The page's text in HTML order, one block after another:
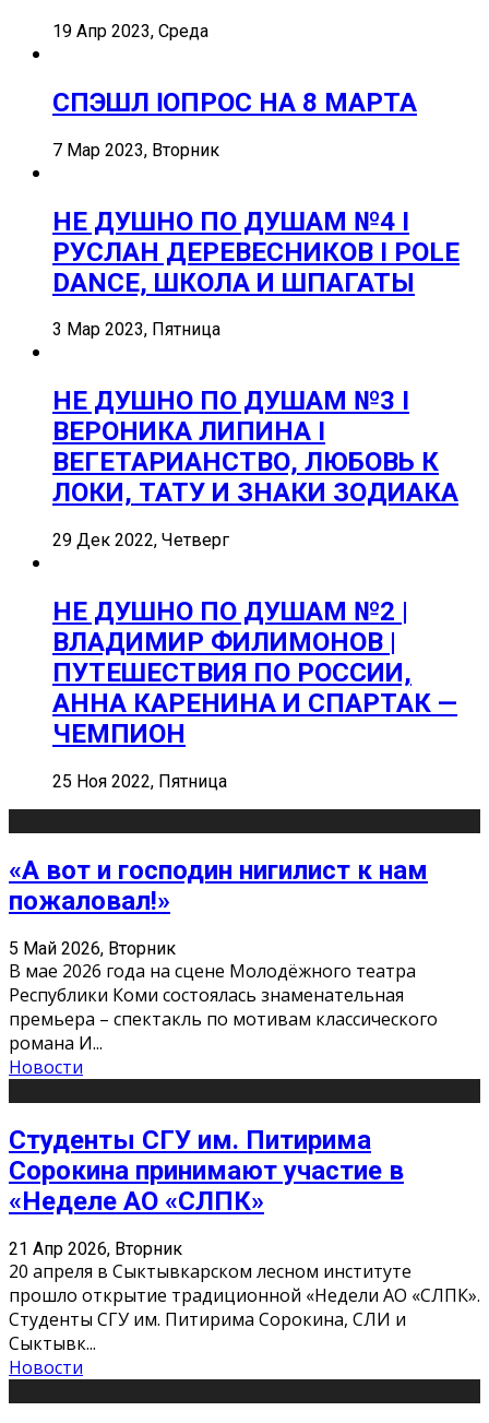
19 Апр 2023, Среда
СПЭШЛ ӏ ОПРОС НА 8 МАРТА
7 Мар 2023, Вторник
НЕ ДУШНО ПО ДУШАМ №4 I
РУСЛАН ДЕРЕВЕСНИКОВ I POLE
DANCE, ШКОЛА И ШПАГАТЫ
3 Мар 2023, Пятница
НЕ ДУШНО ПО ДУШАМ №3 I
ВЕРОНИКА ЛИПИНА I
ВЕГЕТАРИАНСТВО, ЛЮБОВЬ К
ЛОКИ, ТАТУ И ЗНАКИ ЗОДИАКА
29 Дек 2022, Четверг
НЕ ДУШНО ПО ДУШАМ №2 |
ВЛАДИМИР ФИЛИМОНОВ |
ПУТЕШЕСТВИЯ ПО РОССИИ,
АННА КАРЕНИНА И СПАРТАК —
ЧЕМПИОН
25 Ноя 2022, Пятница
«А вот и господин нигилист к нам
пожаловал!»
5 Май 2026, Вторник
В мае 2026 года на сцене Молодёжного театра
Республики Коми состоялась знаменательная
премьера – спектакль по мотивам классического
романа И...
Новости
Студенты СГУ им. Питирима
Сорокина принимают участие в
«Неделе АО «СЛПК»
21 Апр 2026, Вторник
20 апреля в Сыктывкарском лесном институте
прошло открытие традиционной «Недели АО «СЛПК».
Студенты СГУ им. Питирима Сорокина, СЛИ и
Сыктывк...
Новости